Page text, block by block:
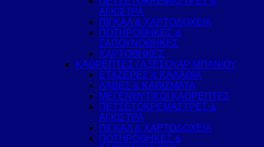
ΑΓΚΙΣΤΡΑ
ΠΙΓΚΑΛ & ΧΑΡΤΟΔΟΧΕΙΑ
ΠΟΤΗΡΟΘΗΚΕΣ &
ΣΑΠΟΥΝΟΘΗΚΕΣ
ΧΑΡΤΟΘΗΚΕΣ
ΚΑΘΡΕΠΤΕΣ / ΑΞΕΣΟΥΑΡ ΜΠΑΝΙΟΥ
ΕΤΑΖΕΡΕΣ & ΚΑΛΑΘΙΑ
ΛΑΒΕΣ & ΚΑΘΙΣΜΑΤΑ
ΜΕΓΕΝΘΥΤΙΚΟΙ ΚΑΘΡΕΠΤΕΣ
ΠΕΤΣΕΤΟΚΡΕΜΑΣΤΡΕΣ &
ΑΓΚΙΣΤΡΑ
ΠΙΓΚΑΛ & ΧΑΡΤΟΔΟΧΕΙΑ
ΠΟΤΗΡΟΘΗΚΕΣ &